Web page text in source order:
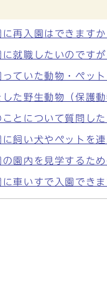
に再入園はできますか
に就職したいのです
っていた動物・ペッ
した野生動物（保護
ことについて質問した
に飼い犬やペットを
の園内を見学するた
に車いすで入園でき